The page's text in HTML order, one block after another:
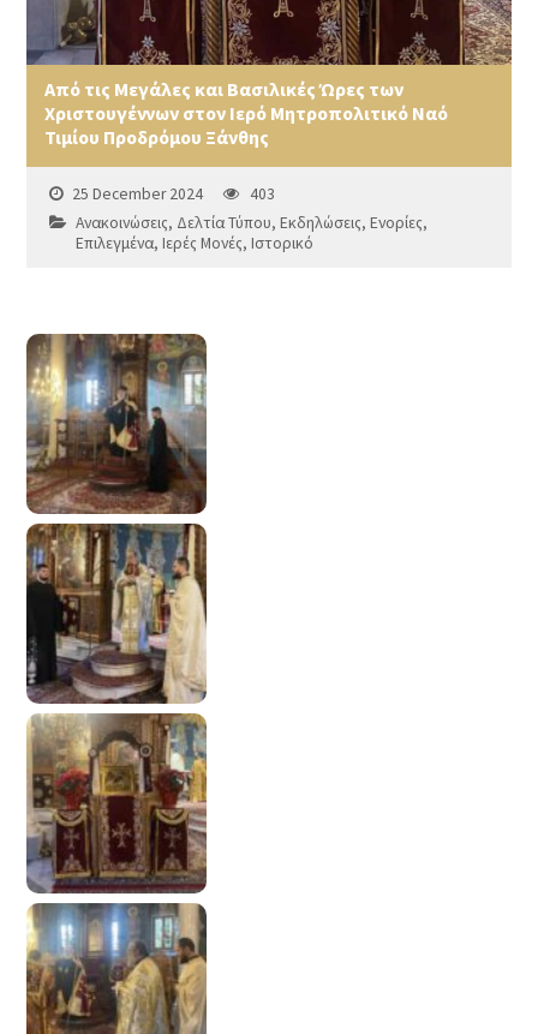
Από τις Μεγάλες και Βασιλικές Ώρες των
Χριστουγέννων στον Ιερό Μητροπολιτικό Ναό
Τιμίου Προδρόμου Ξάνθης
25 December 2024
403
Ανακοινώσεις, Δελτία Τύπου,Εκδηλώσεις,Ενορίες,
Επιλεγμένα,Ιερές Μονές,Ιστορικό